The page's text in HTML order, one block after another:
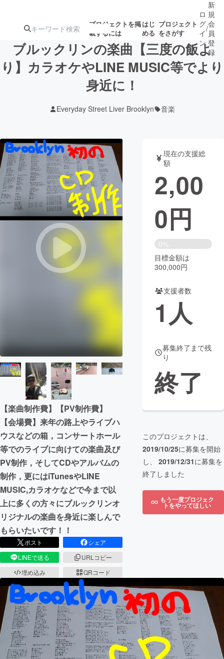
プロジェクトを掲
載するには
はじ
める
プロジェクト
をさがす
注目の新着プロ募集終了が近いプ
テクノロジー・ガジェット
映像・映画 書籍・雑誌
ビジネス・起業 チャレンジ
まちづくり・地域活性化
CAMPFIRE for Social Good
CAMPFIRE Creation
CAMPFIREふるさと納税
コミュニティ
ロ
グ
イ
ン
/
新
規
会
員
登
録
ブルックリンの楽曲【三度の飯よ
り】カラオケやLINE MUSIC等でより
身近に！
Everyday Street Liver Brooklyn 音楽
【楽曲制作費】【PV制作費】
【会場費】来年の路上やライブハ
ウスなどの箱，コンサートホール
等でのライブに向けての楽曲及び
PV制作，そしてCDやアルバムの
制作，更にはiTunesやLINE
MUSIC,カラオケなどで今まで以
上に多くの方々にブルックリンオ
リジナルの楽曲を身近に楽しんで
もらいたいです！！
ポスト
シェア
LINEで送る
URLコピー
埋め込み
QRコード
現在の支援総
額
2,00
0円
0%
目標金額は
300,000円
支援者数
1人
募集終了まで残
り
終了
このプロジェクトは、
2019/10/25に募集を開始
し、 2019/12/31に募集を
終了しました
もう一度プロジェク
トをやってほしい